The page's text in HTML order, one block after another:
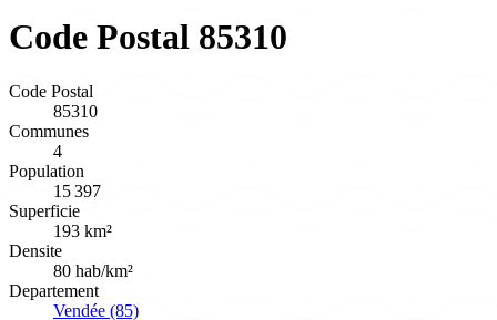
Code Postal 85310
Code Postal
85310
Communes
4
Population
15 397
Superficie
193 km²
Densite
80 hab/km²
Departement
Vendée (85)